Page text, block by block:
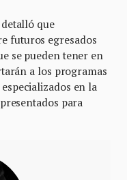
que
futuros egresados
se pueden tener en
a los programas
en la
para